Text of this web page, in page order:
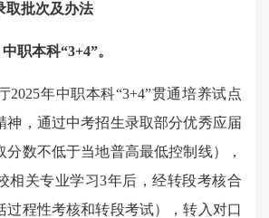
取批次及办法
职本科“3+4”。
年中职本科“3+4”贯通培养试点
神，通过中考招生录取部分优秀应届
分数不低于当地普高最低控制线），
相关专业学习3年后，经转段考核合
过程性考核和转段考试），转入对口